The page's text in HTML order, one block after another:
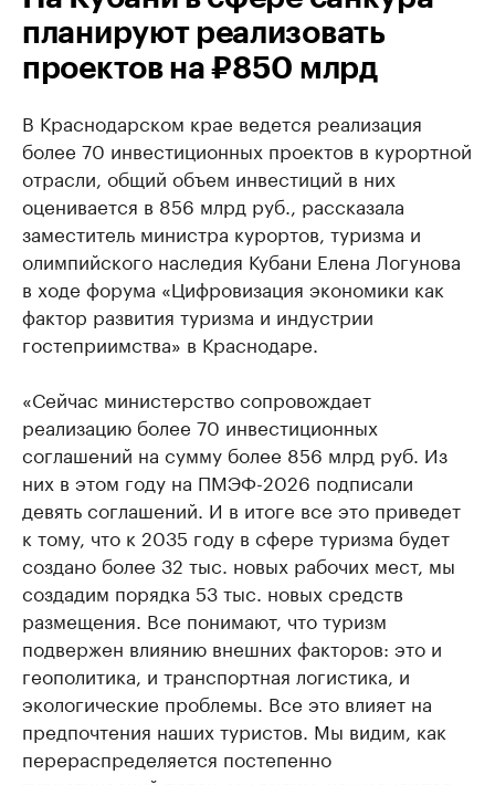
планируют реализовать
проектов на ₽850 млрд
В Краснодарском крае ведется реализация
более 70 инвестиционных проектов в курортной
отрасли, общий объем инвестиций в них
оценивается в 856 млрд руб., рассказала
заместитель министра курортов, туризма и
олимпийского наследия Кубани Елена Логунова
в ходе форума «Цифровизация экономики как
фактор развития туризма и индустрии
гостеприимства» в Краснодаре.
«Сейчас министерство сопровождает
реализацию более 70 инвестиционных
соглашений на сумму более 856 млрд руб. Из
них в этом году на ПМЭФ-2026 подписали
девять соглашений. И в итоге все это приведет
к тому, что к 2035 году в сфере туризма будет
создано более 32 тыс. новых рабочих мест, мы
создадим порядка 53 тыс. новых средств
размещения. Все понимают, что туризм
подвержен влиянию внешних факторов: это и
геополитика, и транспортная логистика, и
экологические проблемы. Все это влияет на
предпочтения наших туристов. Мы видим, как
перераспределяется постепенно